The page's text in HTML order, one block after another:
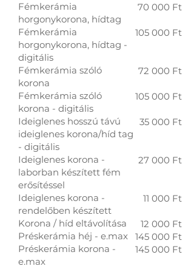
Fémkerámia
horgonykorona, hídtag
Fémkerámia
horgonykorona, hídtag -
digitális
Fémkerámia szóló
korona
Fémkerámia szóló
korona - digitális
Ideiglenes hosszú távú
ideiglenes korona/híd tag
- digitális
Ideiglenes korona -
laborban készített fém
erősítéssel
Ideiglenes korona -
rendelőben készített
Korona / híd eltávolítása
Préskerámia héj - e.max
Préskerámia korona -
e.max
70 000 Ft
105 000 Ft
72 000 Ft​
105 000 Ft
35 000 Ft
27 000 Ft
11 000 Ft
12 000 Ft
145 000 Ft
145 000 Ft